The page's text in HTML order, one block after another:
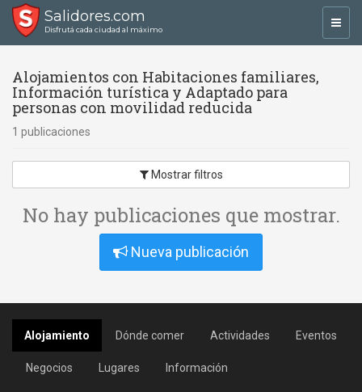
Salidores.com
Disfrutá cada ciudad al máximo
Alojamientos con Habitaciones familiares,
Información turística y Adaptado para
personas con movilidad reducida
1 publicaciones
Mostrar filtros
No hay publicaciones que mostrar.
Nueva publicación
Alojamiento Dónde comer Actividades Eventos
Negocios Lugares Información